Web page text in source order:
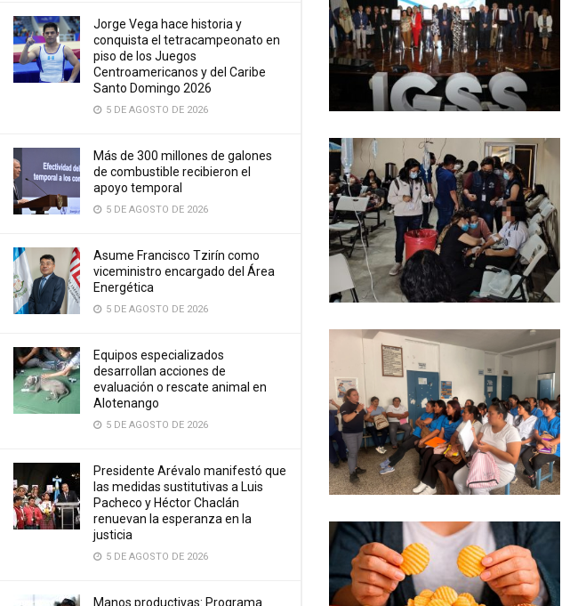
Jorge Vega hace historia y
conquista el tetracampeonato en
piso de los Juegos
Centroamericanos y del Caribe
Santo Domingo 2026
5 DE AGOSTO DE 2026
Más de 300 millones de galones
de combustible recibieron el
apoyo temporal
5 DE AGOSTO DE 2026
Asume Francisco Tzirín como
viceministro encargado del Área
Energética
5 DE AGOSTO DE 2026
Equipos especializados
desarrollan acciones de
evaluación o rescate animal en
Alotenango
5 DE AGOSTO DE 2026
Presidente Arévalo manifestó que
las medidas sustitutivas a Luis
Pacheco y Héctor Chaclán
renuevan la esperanza en la
justicia
5 DE AGOSTO DE 2026
Manos productivas: Programa